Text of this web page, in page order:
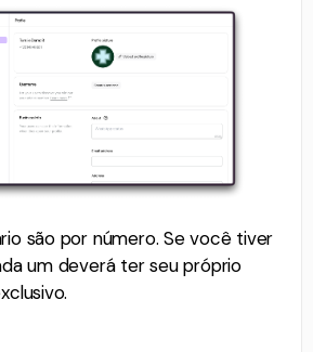
são por número. Se você tiver
um deverá ter seu próprio